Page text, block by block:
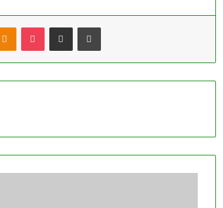
Odnoklassniki
Pocket Compartir por correo electrónicoImprimir